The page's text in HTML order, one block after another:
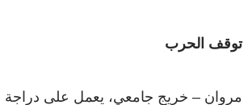
توقف الحرب
مروان – خريج جامعي، يعمل على دراجة